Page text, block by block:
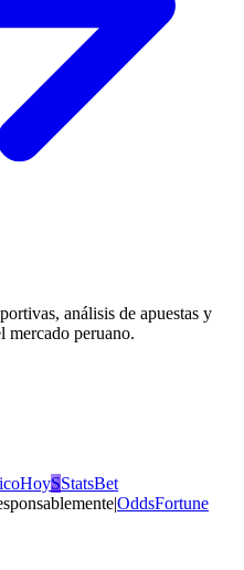
análisis de apuestas y
mercado peruano.
SStatsBet
|OddsFortune